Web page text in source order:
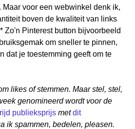
Maar voor een webwinkel denk ik,
boven de kwaliteit van links
Zo'n Pinterest button bijvoorbeeld
om sneller te pinnen,
dat je toestemming geeft om te
likes of stemmen. Maar stel, stel,
genomineerd wordt voor de
publieksprijs metdit
ik spammen, bedelen, pleasen.